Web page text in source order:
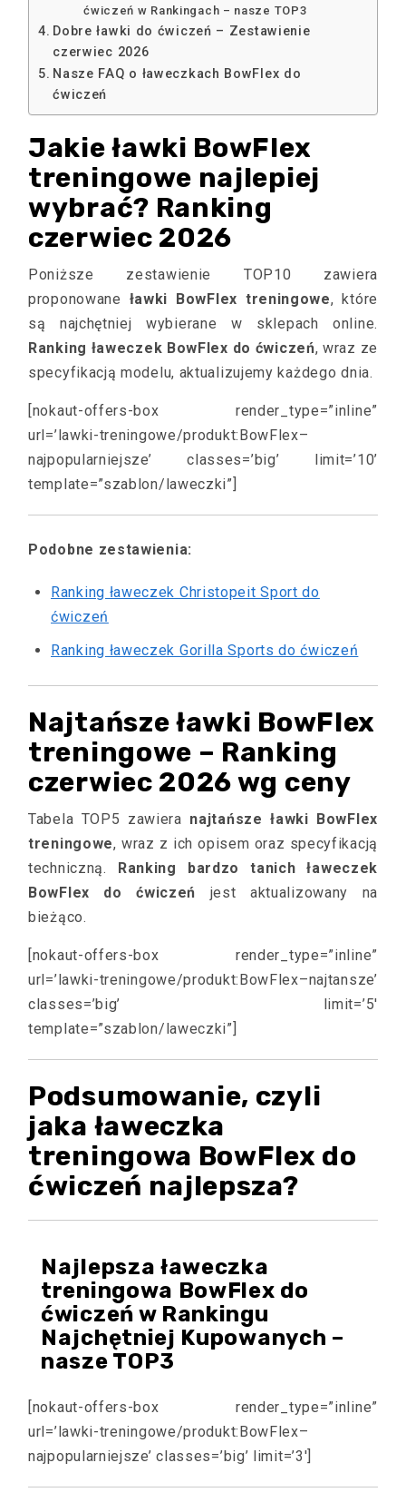
ćwiczeń w Rankingach – nasze TOP3
Dobre ławki do ćwiczeń – Zestawienie
czerwiec 2026
Nasze FAQ o ławeczkach BowFlex do
ćwiczeń
Jakie ławki BowFlex
treningowe najlepiej
wybrać? Ranking
czerwiec 2026
Poniższe zestawienie TOP10 zawiera
proponowane ławki BowFlex treningowe, które
są najchętniej wybierane w sklepach online.
Ranking ławeczek BowFlex do ćwiczeń, wraz ze
specyfikacją modelu, aktualizujemy każdego dnia.
[nokaut-offers-box render_type=”inline”
url=’lawki-treningowe/produkt:BowFlex–
najpopularniejsze’ classes=’big’ limit=’10’
template=”szablon/laweczki”]
Podobne zestawienia:
Ranking ławeczek Christopeit Sport do
ćwiczeń
Ranking ławeczek Gorilla Sports do ćwiczeń
Najtańsze ławki BowFlex
treningowe – Ranking
czerwiec 2026 wg ceny
Tabela TOP5 zawiera najtańsze ławki BowFlex
treningowe, wraz z ich opisem oraz specyfikacją
techniczną. Ranking bardzo tanich ławeczek
BowFlex do ćwiczeń jest aktualizowany na
bieżąco.
[nokaut-offers-box render_type=”inline”
url=’lawki-treningowe/produkt:BowFlex–najtansze’
classes=’big’ limit=’5′
template=”szablon/laweczki”]
Podsumowanie, czyli
jaka ławeczka
treningowa BowFlex do
ćwiczeń najlepsza?
Najlepsza ławeczka
treningowa BowFlex do
ćwiczeń w Rankingu
Najchętniej Kupowanych –
nasze TOP3
[nokaut-offers-box render_type=”inline”
url=’lawki-treningowe/produkt:BowFlex–
najpopularniejsze’ classes=’big’ limit=’3′]